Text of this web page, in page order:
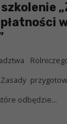
odbędzie...